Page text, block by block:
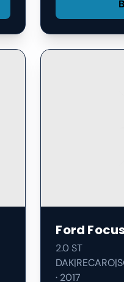
Ford
2.0 ST
· 2017